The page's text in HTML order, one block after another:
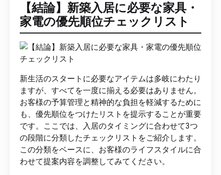
【結論】新築入居に必要な家具・
家電の優先順位チェックリスト
新生活のスタートに必要なアイテムは多岐にわたり
ますが、すべてを一度に揃える必要はありません。
お客様の予算管理と精神的な負担を軽減するために
も、優先順位をつけたリストを提示することが重要
です。ここでは、入居のタイミングに合わせて3つ
の段階に分類したチェックリストをご紹介します。
この分類をベースに、お客様のライフスタイルに合
わせて提案内容を調整してみてください。